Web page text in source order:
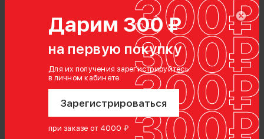
Дарим 300 ₽
на первую покупку
Для их получения зарегистрируйтесь
в личном кабинете
Зарегистрироваться
при заказе от 4000 ₽
Показать полностью